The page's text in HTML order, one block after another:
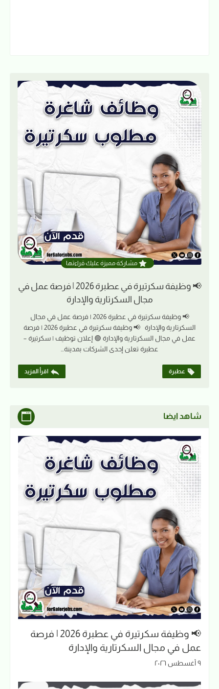
مشاركة مميزة عليك قراءتها
📢 وظيفة سكرتيرة في عطبرة 2026 | فرصة عمل في
مجال السكرتارية والإدارة
📢 وظيفة سكرتيرة في عطبرة 2026 | فرصة عمل في مجال
السكرتارية والإدارة 📢 وظيفة سكرتيرة في عطبرة 2026 | فرصة
عمل في مجال السكرتارية والإدارة 🟢 إعلان توظيف | سكرتيرة –
عطبرة تعلن إحدى الشركات بمدينة…
عطبرة اقرأ المزيد
شاهد ايضا
📢 وظيفة سكرتيرة في عطبرة 2026 | فرصة
عمل في مجال السكرتارية والإدارة
٩ أغسطس ٢٠٢٦